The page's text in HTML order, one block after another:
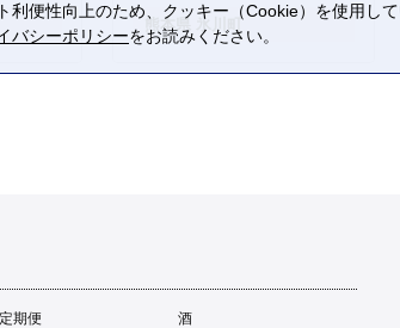
熊本県 氷川町
定期便
酒
利便性向上のため、クッキー（Cookie）を使用し
バシーポリシーをお読みください。